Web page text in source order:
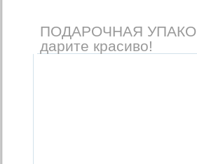
ПОДАРОЧНАЯ
дарите красиво!